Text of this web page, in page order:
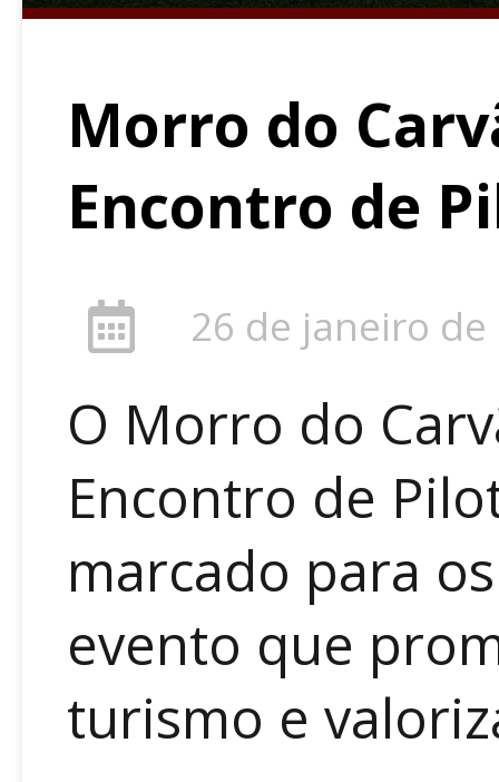
Morro do
Encontro de
26 de janeiro de
O Morro do
Encontro de
marcado para
evento que
turismo e